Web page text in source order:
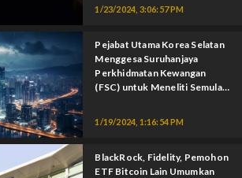
1/23/2024, 3:06:57 PM
Pejabat Utama Korea Selatan
Menggesa Suruhanjaya
Perkhidmatan Kewangan
(FSC) untuk Meneliti Semula
1/19/2024, 1:16:54 PM
BlackRock, Fidelity, Pemohon
ETF Bitcoin Lain Umumkan